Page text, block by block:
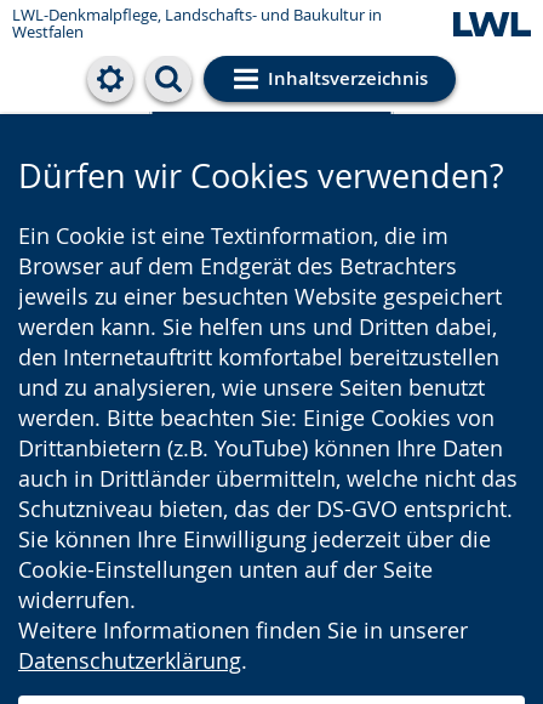
LWL-Denkmalpflege, Landschafts- und Baukultur in
Westfalen
Inhaltsverzeichnis
Cookie-Einstellungen
Dürfen wir Cookies verwenden?
Ein Cookie ist eine Textinformation, die im
Browser auf dem Endgerät des Betrachters
jeweils zu einer besuchten Website gespeichert
werden kann. Sie helfen uns und Dritten dabei,
den Internetauftritt komfortabel bereitzustellen
und zu analysieren, wie unsere Seiten benutzt
werden. Bitte beachten Sie: Einige Cookies von
Drittanbietern (z.B. YouTube) können Ihre Daten
auch in Drittländer übermitteln, welche nicht das
Schutzniveau bieten, das der DS-GVO entspricht.
Sie können Ihre Einwilligung jederzeit über die
Cookie-Einstellungen unten auf der Seite
widerrufen.
Weitere Informationen finden Sie in unserer
Datenschutzerklärung.